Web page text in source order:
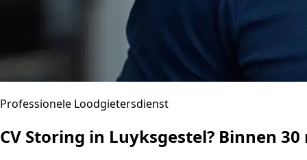
Professionele Loodgietersdienst
CV Storing in Luyksgestel? Binnen